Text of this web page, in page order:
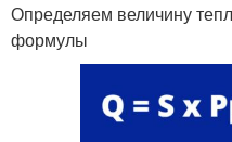
Определяем величину
формулы